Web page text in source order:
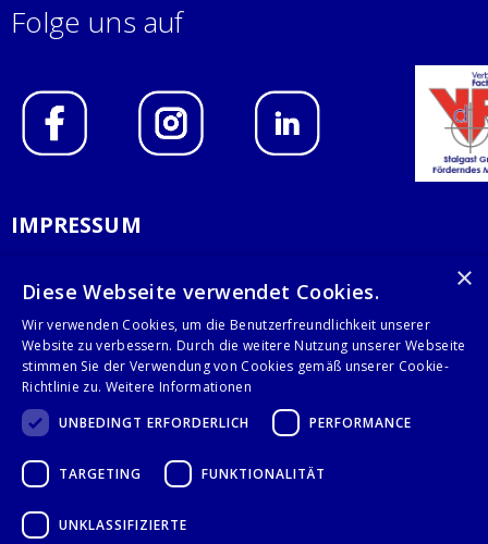
Folge uns auf
IMPRESSUM
AGB
KONTAKT
Stalgast GmbH
28359 Bremen
+49 421 408844-0
×
Diese Webseite verwendet Cookies.
Wir verwenden Cookies, um die Benutzerfreundlichkeit unserer
Website zu verbessern. Durch die weitere Nutzung unserer Webseite
stimmen Sie der Verwendung von Cookies gemäß unserer Cookie-
Richtlinie zu. Weitere Informationen
UNBEDINGT ERFORDERLICH
PERFORMANCE
TARGETING FUNKTIONALITÄT
UNKLASSIFIZIERTE